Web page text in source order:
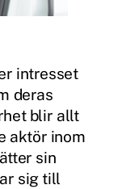
intresset
deras
blir allt
aktör inom
sin
sig till